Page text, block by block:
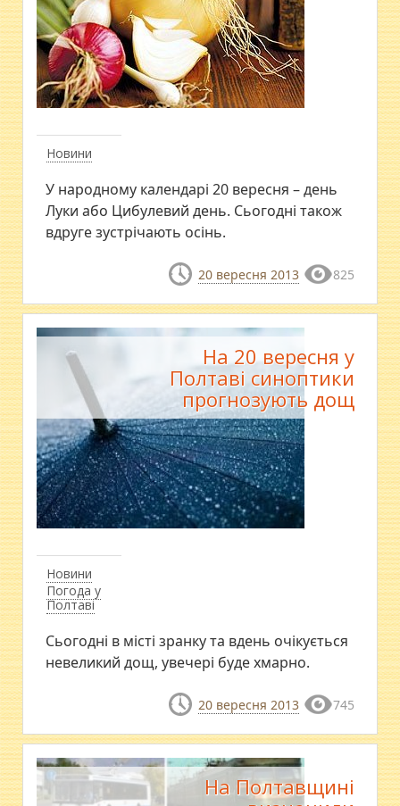
Новини
У народному календарі 20 вересня – день
Луки або Цибулевий день. Сьогодні також
вдруге зустрічають осінь.
20 вересня 2013 825
Новини
Погода у
Полтаві
На 20 вересня у
Полтаві синоптики
прогнозують дощ
Сьогодні в місті зранку та вдень очікується
невеликий дощ, увечері буде хмарно.
20 вересня 2013 745
На Полтавщині